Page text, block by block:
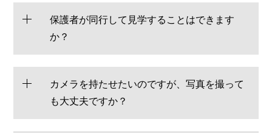
保護者が同行して見学することはできます
か？
カメラを持たせたいのですが、写真を撮って
も大丈夫ですか？